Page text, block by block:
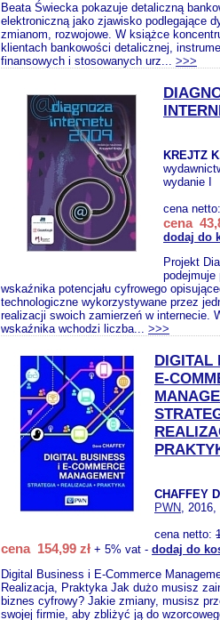
Beata Świecka pokazuje detaliczną
elektroniczną jako zjawisko podlegające
zmianom, rozwojowe. W książce
klientach bankowości detalicznej,
finansowych i stosowanych urz... >>>
KREJTZ
wydanie I
cena
cena
dodaj do
Projekt
podejmuje
wskaźnika potencjału cyfrowego
technologiczne wykorzystywane przez
realizacji swoich zamierzeń w internecie.
wskaźnika wchodzi liczba... >>>
DIGITAL
E-
CHAFFEY
PWN, 2016,
cena netto:
cena 154,99 zł + 5% vat - dodaj do
Digital Business i E-Commerce
Realizacja, Praktyka Jak dużo musisz
biznes cyfrowy? Jakie zmiany, musisz
swojej firmie, aby zbliżyć ją do